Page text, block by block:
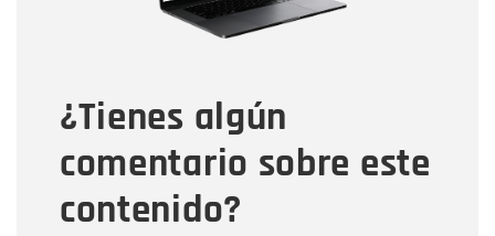
¿Tienes algún
comentario sobre este
contenido?
Tipo de comentario
Mensaje